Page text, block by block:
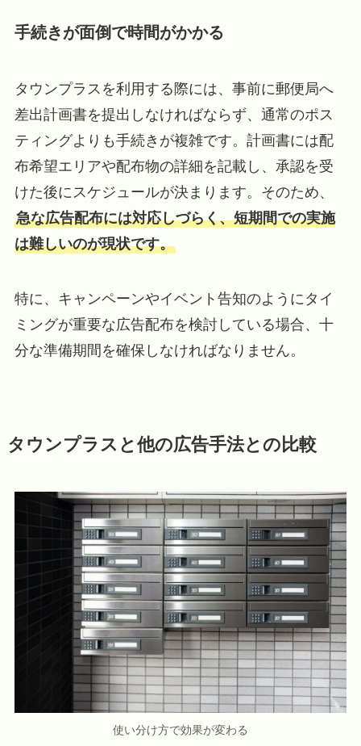
手続きが面倒で時間がかかる
タウンプラスを利用する際には、事前に郵便局へ
差出計画書を提出しなければならず、通常のポス
ティングよりも手続きが複雑です。計画書には配
布希望エリアや配布物の詳細を記載し、承認を受
けた後にスケジュールが決まります。そのため、
急な広告配布には対応しづらく、短期間での実施
は難しいのが現状です。
特に、キャンペーンやイベント告知のようにタイ
ミングが重要な広告配布を検討している場合、十
分な準備期間を確保しなければなりません。
タウンプラスと他の広告手法との比較
使い分け方で効果が変わる